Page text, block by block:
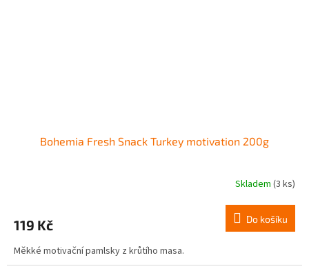
Bohemia Fresh Snack Turkey motivation 200g
Skladem (3 ks)
119 Kč Do košíku
Měkké motivační pamlsky z krůtího masa.